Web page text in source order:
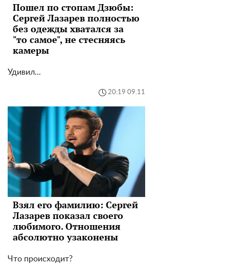
Пошел по стопам Дзюбы:
Сергей Лазарев полностью
без одежды хватался за
"то самое", не стесняясь
камеры
Удивил...
20:19 09.11
Взял его фамилию: Сергей
Лазарев показал своего
любимого. Отношения
абсолютно узаконены
Что происходит?